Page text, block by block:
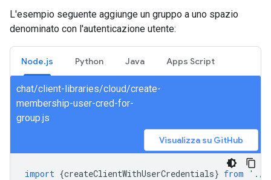
L'esempio seguente aggiunge un gruppo a uno spazio
denominato con l'autenticazione utente:
Node.js Python Java Apps Script
chat/client-libraries/cloud/create-
membership-user-cred-for-
group.js
Visualizza su GitHub
import {createClientWithUserCredentials} from './